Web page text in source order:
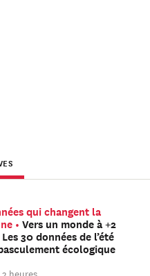
qui changent la
Vers un monde à +2
Les 30 données de l’été
écologique
2 heures